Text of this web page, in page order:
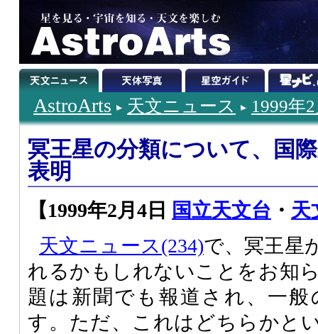
AstroArts 天文ニュース 1999年
冥王星の分類について、国
表明
【1999年2月4日 国立天文台 ・ 天
天文ニュース(234)で、冥王星
れるかもしれないことをお知
題は新聞でも報道され、一
す。ただ、これはどちらかと